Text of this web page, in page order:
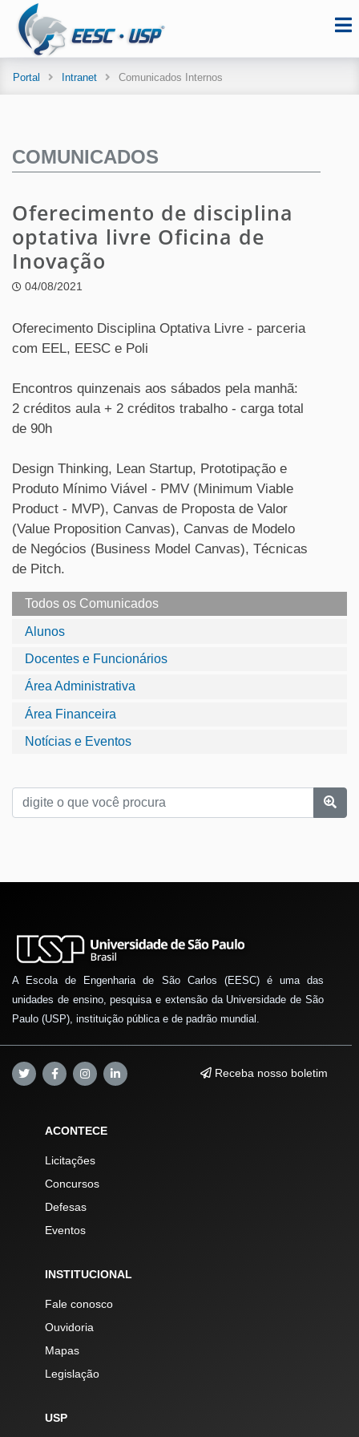
Portal Intranet Comunicados Internos
Todos os Comunicados
Alunos
Docentes e Funcionários
Área Administrativa
Área Financeira
Notícias e Eventos
COMUNICADOS
Oferecimento de disciplina
optativa livre Oficina de
Inovação
04/08/2021
Oferecimento Disciplina Optativa Livre - parceria
com EEL, EESC e Poli
Encontros quinzenais aos sábados pela manhã:
2 créditos aula + 2 créditos trabalho - carga total
de 90h
Design Thinking, Lean Startup, Prototipação e
Produto Mínimo Viável - PMV (Minimum Viable
Product - MVP), Canvas de Proposta de Valor
(Value Proposition Canvas), Canvas de Modelo
de Negócios (Business Model Canvas), Técnicas
de Pitch.
A Escola de Engenharia de São Carlos (EESC) é uma das
unidades de ensino, pesquisa e extensão da Universidade de São
Paulo (USP), instituição pública e de padrão mundial.
Receba nosso boletim
ACONTECE
Licitações
Concursos
Defesas
Eventos
INSTITUCIONAL
Fale conosco
Ouvidoria
Mapas
Legislação
USP